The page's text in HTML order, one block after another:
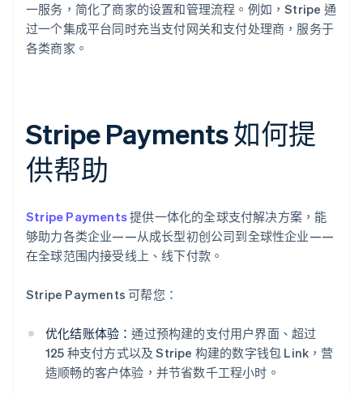
一服务，简化了商家的设置和管理流程。例如，Stripe 通
过一个集成平台同时充当支付网关和支付处理商，服务于
各类商家。
Stripe Payments 如何提
供帮助
Stripe Payments提供一体化的全球支付解决方案，能
够助力各类企业——从成长型初创公司到全球性企业——
在全球范围内接受线上、线下付款。
Stripe Payments 可帮您：
优化结账体验：通过预构建的支付用户界面、超过
125 种支付方式以及 Stripe 构建的数字钱包 Link，营
造顺畅的客户体验，并节省数千工程小时。